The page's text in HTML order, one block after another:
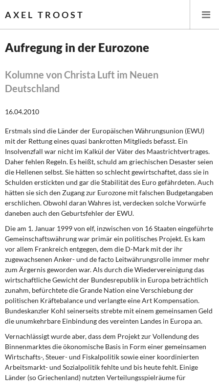
AXEL TROOST
Themen
Leitlinien linker Wirtschafts- und Finanzpolitik
Wirtschaftspolitik
Steuer- und Finanzpolitik
Öffentliche Infrastruktur und Daseinsvorsorge
Eurokrise und Griechenland
DIE LINKE
Weitere Themen
Memo-Gruppe
Institut Solidarische Moderne
Rosa-Luxemburg-Stiftung
Über mich
Kontakt
Aufregung in der Eurozone
Kolumne von Christa Luft im Neuen
Deutschland
16.04.2010
Erstmals sind die Länder der Europäischen Währungsunion (EWU)
mit der Rettung eines quasi bankrotten Mitglieds befasst. Ein
Insolvenzfall war nicht im Kalkül der Väter des Maastrichtvertrages.
Daher fehlen Regeln. Es heißt, schuld am griechischen Desaster seien
die Hellenen selbst. Sie hätten so schlecht gewirtschaftet, dass sie in
Schulden erstickten und gar die Stabilität des Euro gefährdeten. Auch
hätten sie sich den Zugang zur Eurozone mit falschen Budgetangaben
erschlichen. Obwohl daran Wahres ist, verdecken solche Vorwürfe
daneben auch den Geburtsfehler der EWU.
Die am 1. Januar 1999 von elf, inzwischen von 16 Staaten eingeführte
Gemeinschaftswährung war primär ein politisches Projekt. Es kam
vor allem Frankreich entgegen, dem die D-Mark mit der ihr
zugewachsenen Anker- und de facto Leitwährungsrolle immer mehr
zum Ärgernis geworden war. Als durch die Wiedervereinigung das
wirtschaftliche Gewicht der Bundesrepublik in Europa beträchtlich
zunahm, befürchtete die Grande Nation eine Verschiebung der
politischen Kräftebalance und verlangte eine Art Kompensation.
Bundeskanzler Kohl seinerseits strebte mit einem gemeinsamen Geld
die unumkehrbare Einbindung des vereinten Landes in Europa an.
Vernachlässigt wurde aber, dass dem Projekt zur Vollendung des
Binnenmarktes die ökonomische Basis in Form einer gemeinsamen
Wirtschafts-, Steuer- und Fiskalpolitik sowie einer koordinierten
Arbeitsmarkt- und Sozialpolitik fehlte und bis heute fehlt. Einige
Länder (so Griechenland) nutzten Verteilungsspielräume für